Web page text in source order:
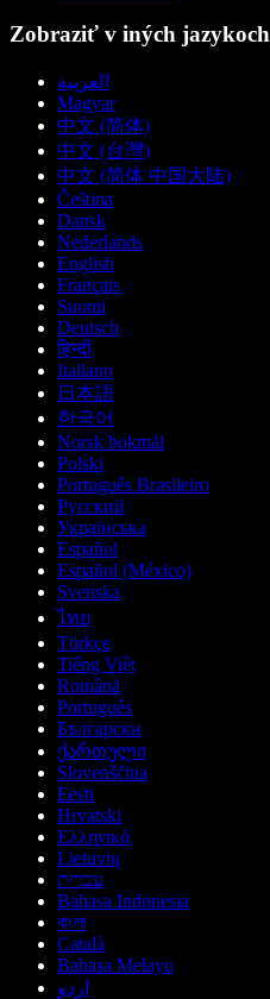
Zobraziť v iných jazykoch
العربية
Magyar
中文 (简体)
中文 (台灣)
中文 (简体 中国大陆)
Čeština
Dansk
Nederlands
English
Français
Suomi
Deutsch
हिन्दी
Italiano
日本語
한국어
Norsk bokmål
Polski
Português Brasileiro
Русский
Українська
Español
Español (México)
Svenska
ไทย
Türkçe
Tiếng Việt
Română
Português
Български
ქართული
Slovenščina
Eesti
Hrvatski
Ελληνικά
Lietuvių
עברית
Bahasa Indonesia
বাংলা
Català
Bahasa Melayu
اردو